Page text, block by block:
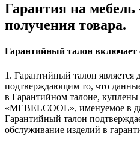
Гарантия на мебель
получения товара.
Гарантийный талон включает
1. Гарантийный талон является
подтверждающим то, что
в Гарантийном талоне, куплены
«MEBELCOOL», именуемое в
Гарантийный талон
обслуживание изделий в